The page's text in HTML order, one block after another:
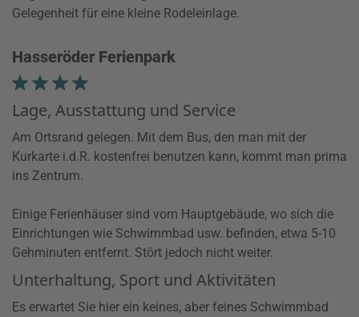
Gelegenheit für eine kleine Rodeleinlage.
Hasseröder Ferienpark
Lage, Ausstattung und Service
Am Ortsrand gelegen. Mit dem Bus, den man mit der
Kurkarte i.d.R. kostenfrei benutzen kann, kommt man prima
ins Zentrum.
Einige Ferienhäuser sind vom Hauptgebäude, wo sich die
Einrichtungen wie Schwimmbad usw. befinden, etwa 5-10
Gehminuten entfernt. Stört jedoch nicht weiter.
Unterhaltung, Sport und Aktivitäten
Es erwartet Sie hier ein keines, aber feines Schwimmbad